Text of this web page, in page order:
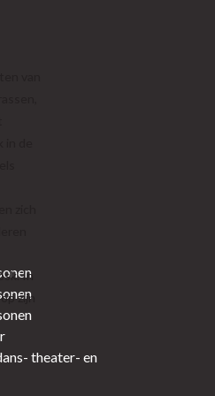
van
de
In
zijn
theater- en